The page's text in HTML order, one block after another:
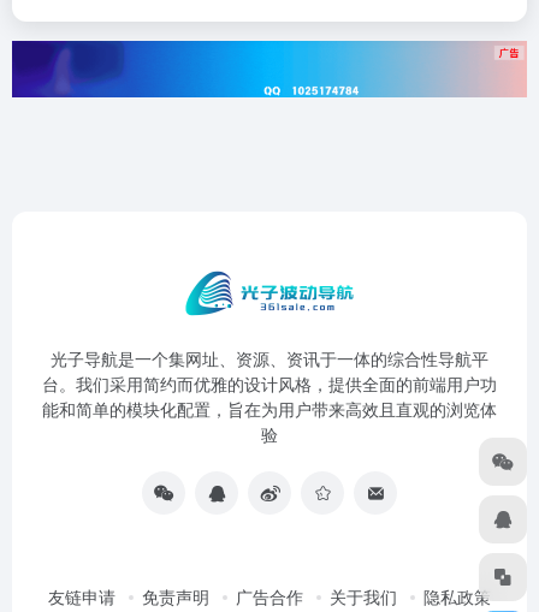
光子导航是一个集网址、资源、资讯于一体的综合性导航平
台。我们采用简约而优雅的设计风格，提供全面的前端用户功
能和简单的模块化配置，旨在为用户带来高效且直观的浏览体
验
友链申请 免责声明 广告合作 关于我们
隐私政策